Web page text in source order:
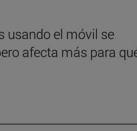
usando el móvil se
afecta más para